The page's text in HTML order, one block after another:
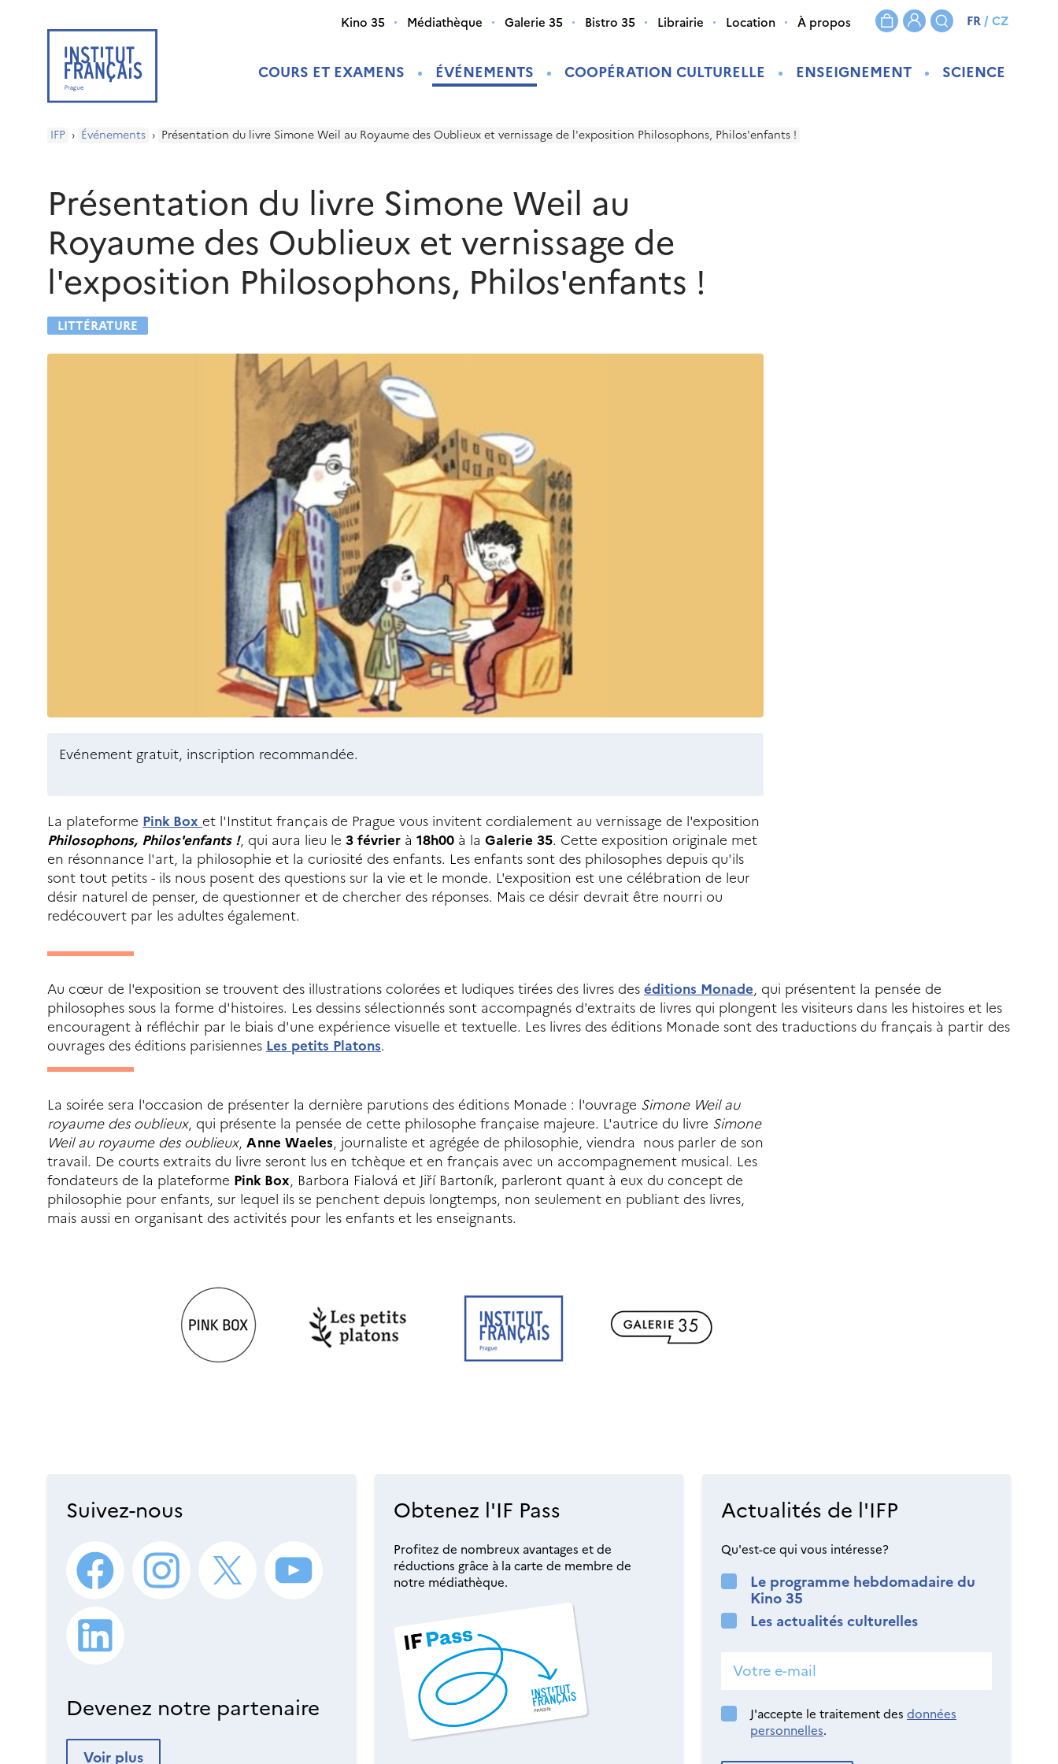
COURS ET EXAMENS ÉVÉNEMENTS COOPÉRATION CULTURELLE ENSEIGNEMENT SCIENCE
Kino 35 Médiathèque Galerie 35 Bistro 35 Librairie Location À propos FR/CZ
IFP › Événements › Présentation du livre Simone Weil au Royaume des Oublieux et vernissage de l'exposition Philosophons, Philos'enfants !
Présentation du livre Simone Weil au
Royaume des Oublieux et vernissage de
l'exposition Philosophons, Philos'enfants !
LITTÉRATURE
Evénement gratuit, inscription recommandée.
La plateforme Pink Boxet l'Institut français de Prague vous invitent cordialement au vernissage de l'exposition
Philosophons, Philos'enfants !, qui aura lieu le 3 février à 18h00 à la Galerie 35. Cette exposition originale met
en résonnance l'art, la philosophie et la curiosité des enfants. Les enfants sont des philosophes depuis qu'ils
sont tout petits - ils nous posent des questions sur la vie et le monde. L'exposition est une célébration de leur
désir naturel de penser, de questionner et de chercher des réponses. Mais ce désir devrait être nourri ou
redécouvert par les adultes également.
Au cœur de l'exposition se trouvent des illustrations colorées et ludiques tirées des livres deséditions Monade, qui présentent la pensée de
philosophes sous la forme d'histoires. Les dessins sélectionnés sont accompagnés d'extraits de livres qui plongent les visiteurs dans les histoires et les
encouragent à réfléchir par le biais d'une expérience visuelle et textuelle. Les livres des éditions Monade sont des traductions du français à partir des
ouvrages des éditions parisiennesLes petits Platons.
La soirée sera l'occasion de présenter la dernière parutions des éditions Monade : l'ouvrage Simone Weil au
royaume des oublieux, qui présente la pensée de cette philosophe française majeure. L'autrice du livre Simone
Weil au royaume des oublieux, Anne Waeles, journaliste et agrégée de philosophie, viendra nous parler de son
travail. De courts extraits du livre seront lus en tchèque et en français avec un accompagnement musical. Les
fondateurs de la plateforme Pink Box, Barbora Fialová et Jiří Bartoník, parleront quant à eux du concept de
philosophie pour enfants, sur lequel ils se penchent depuis longtemps, non seulement en publiant des livres,
mais aussi en organisant des activités pour les enfants et les enseignants.
Suivez-nous
Devenez notre partenaire
Voir plus
Obtenez l'IF Pass
Profitez de nombreux avantages et de
réductions grâce à la carte de membre de
notre médiathèque.
Actualités de l'IFP
Qu'est-ce qui vous intéresse?
Le programme hebdomadaire du
Kino 35
Les actualités culturelles
J'accepte le traitement des données
personnelles.